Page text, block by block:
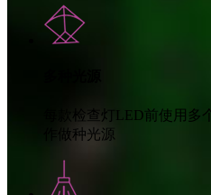
每款检查灯LED前使用多
作做种光源